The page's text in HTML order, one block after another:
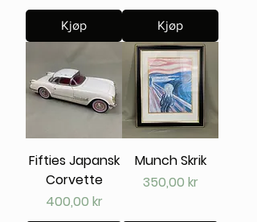
Kjøp Kjøp
Fifties Japansk
Corvette
Pris
400,00 kr
Munch Skrik
Pris
350,00 kr